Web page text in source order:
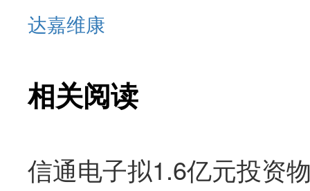
达嘉维康
相关阅读